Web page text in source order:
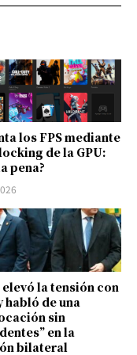
los FPS mediante
de la GPU:
pena?
la tensión con
habló de una
sin
en la
bilateral